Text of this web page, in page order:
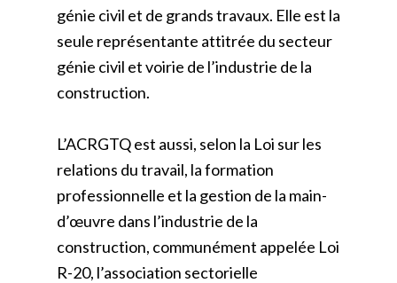
génie civil et de grands travaux. Elle est la
seule représentante attitrée du secteur
génie civil et voirie de l’industrie de la
construction.
L’ACRGTQ est aussi, selon la Loi sur les
relations du travail, la formation
professionnelle et la gestion de la main-
d’œuvre dans l’industrie de la
construction, communément appelée Loi
R-20, l’association sectorielle